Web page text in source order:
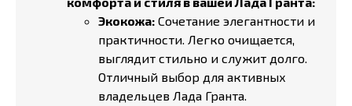
Экокожа: Сочетание элегантности и
практичности. Легко очищается,
выглядит стильно и служит долго.
Отличный выбор для активных
владельцев Лада Гранта.